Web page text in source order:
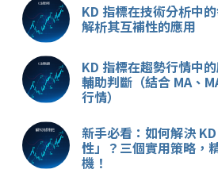
KD 指標在技術分析中
解析其互補性的應用
KD 指標在趨勢行情中
輔助判斷（結合 MA、
行情）
新手必看：如何解決
性」？三個實用策略，
機！